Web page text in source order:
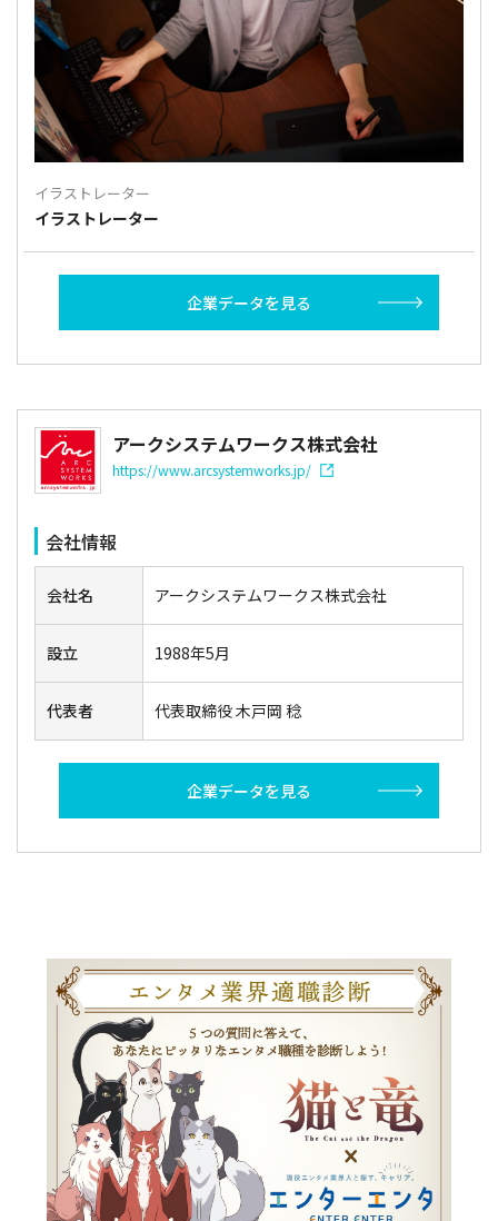
イラストレーター
イラストレーター
企業データを見る
アークシステムワークス株式会社
https://www.arcsystemworks.jp/
会社情報
会社名 アークシステムワークス株式会社
設立 1988年5月
代表者 代表取締役 木戸岡 稔
企業データを見る